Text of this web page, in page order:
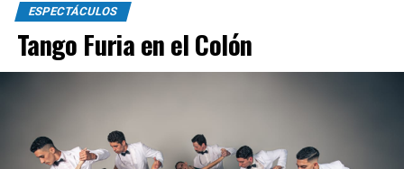
ESPECTÁCULOS
Tango Furia en el Colón